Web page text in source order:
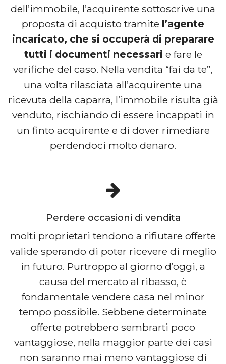
dell’immobile, l’acquirente sottoscrive una
proposta di acquisto tramite l’agente
incaricato, che si occuperà di preparare
tutti i documenti necessari e fare le
verifiche del caso. Nella vendita “fai da te”,
una volta rilasciata all’acquirente una
ricevuta della caparra, l’immobile risulta già
venduto, rischiando di essere incappati in
un finto acquirente e di dover rimediare
perdendoci molto denaro.
Perdere occasioni di vendita
molti proprietari tendono a rifiutare offerte
valide sperando di poter ricevere di meglio
in futuro. Purtroppo al giorno d’oggi, a
causa del mercato al ribasso, è
fondamentale vendere casa nel minor
tempo possibile. Sebbene determinate
offerte potrebbero sembrarti poco
vantaggiose, nella maggior parte dei casi
non saranno mai meno vantaggiose di